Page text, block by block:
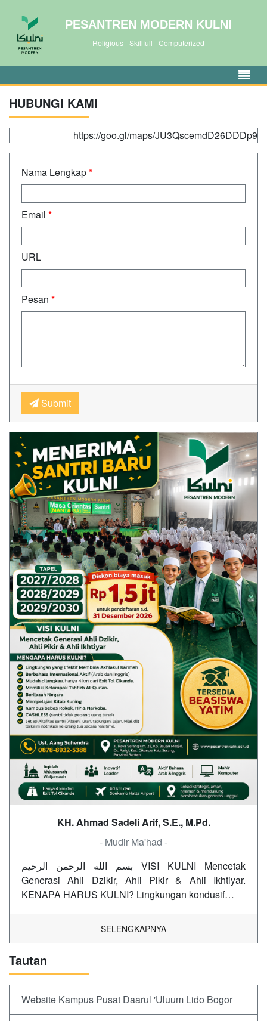
PESANTREN MODERN KULNI
Religious - Skillfull - Computerized
HUBUNGI KAMI
https://goo.gl/maps/JU3QscemdD26DDDp9
Nama Lengkap*
Email *
URL
Pesan *
Submit
KH. Ahmad Sadeli Arif, S.E., M.Pd.
- Mudir Ma'had -
بسم الله الرحمن الرحيم VISI KULNI Mencetak
Generasi Ahli Dzikir, Ahli Pikir & Ahli Ikhtiyar.
KENAPA HARUS KULNI? Lingkungan kondusif…
SELENGKAPNYA
Tautan
Website Kampus Pusat Daarul 'Uluum Lido Bogor